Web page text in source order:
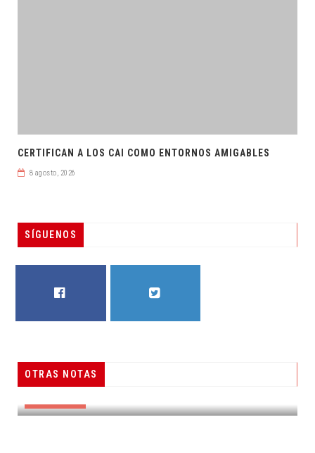
CERTIFICAN A LOS CAI COMO ENTORNOS AMIGABLES
8 agosto, 2026
SÍGUENOS
OTRAS NOTAS
RESUELVEN DOS CASOS DE ENGAÑO TELEFÓNICO